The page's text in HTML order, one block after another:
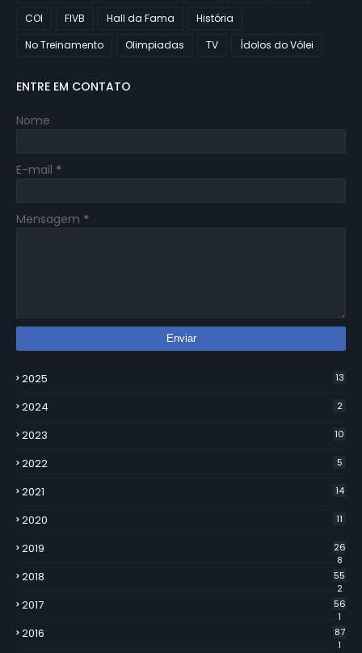
COI
FIVB Hall da Fama
História
No Treinamento
Olimpiadas TV Ídolos do Vôlei
ENTRE EM CONTATO
Nome
E-mail *
Mensagem *
2025 13
2024 2
2023 10
2022 5
2021 14
2020 11
2019
26
8
2018
55
2
2017
56
1
2016
87
1